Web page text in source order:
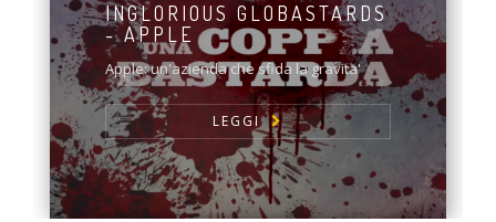
INGLORIOUS GLOBASTARDS
- APPLE
Apple: un'azienda che sfida la gravita'
LEGGI